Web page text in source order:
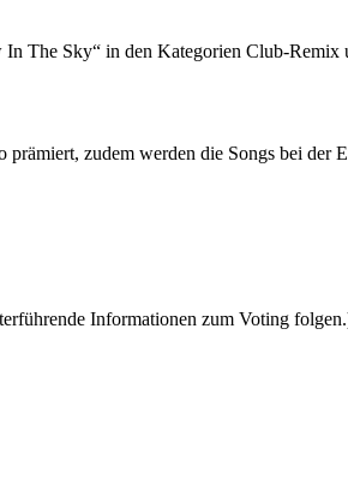
The Sky“ in den Kategorien Club-Remix
zudem werden die Songs bei der
Informationen zum Voting